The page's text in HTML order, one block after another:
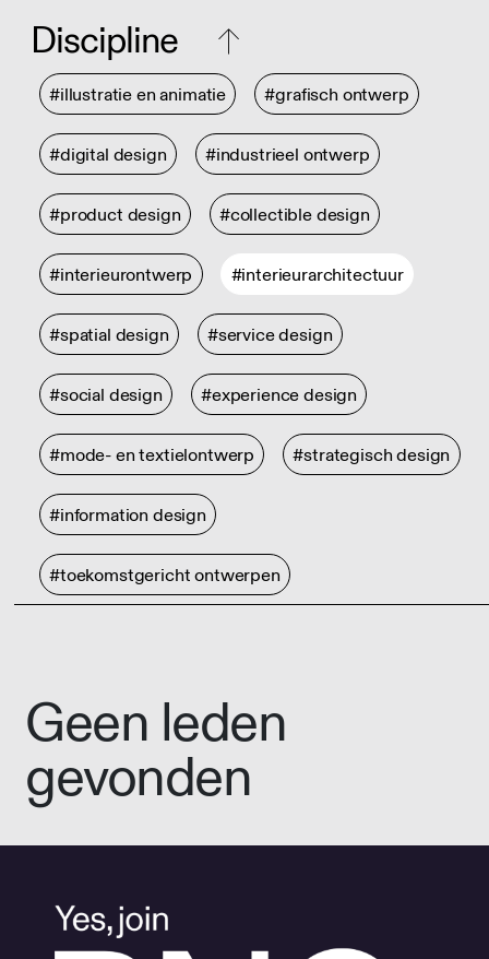
Discipline
#illustratie en animatie #grafisch ontwerp
#digital design #industrieel ontwerp
#product design #collectible design
#interieurontwerp #interieurarchitectuur
#spatial design #service design
#social design #experience design
#mode- en textielontwerp #strategisch design
#information design
#toekomstgericht ontwerpen
Geen leden
gevonden